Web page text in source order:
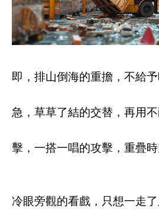
即，排山倒海的重擔，不給予
急，草草了結的交替，再用不
擊，一搭一唱的攻擊，重疊時
冷眼旁觀的看戲，只想一走了